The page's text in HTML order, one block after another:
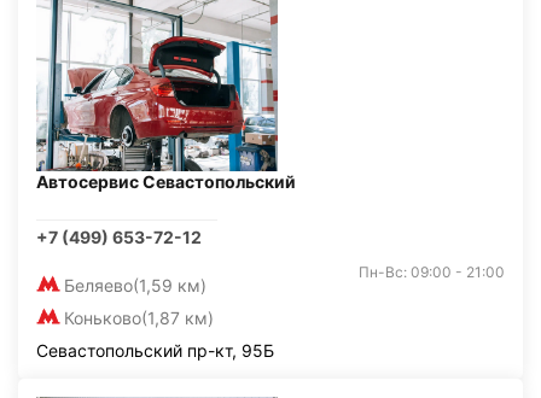
Автосервис Севастопольский
+7 (499) 653-72-12
Беляево(1,59 км)
Коньково(1,87 км)
Пн-Вс: 09:00 - 21:00
Севастопольский пр-кт, 95Б